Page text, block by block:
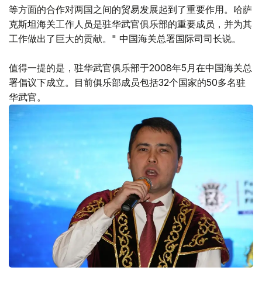
等方面的合作对两国之间的贸易发展起到了重要作用。哈萨
克斯坦海关工作人员是驻华武官俱乐部的重要成员，并为其
工作做出了巨大的贡献。" 中国海关总署国际司司长说。
值得一提的是，驻华武官俱乐部于2008年5月在中国海关总
署倡议下成立。目前俱乐部成员包括32个国家的50多名驻
华武官。